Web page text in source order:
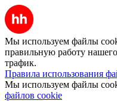
Мы используем файлы
правильную работу
трафик.
Правила использования
Мы используем файлы
файлов cookie